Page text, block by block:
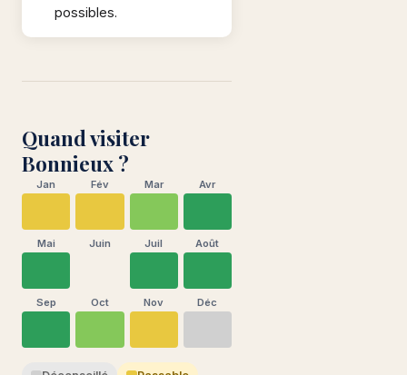
possibles.
Quand visiter
Bonnieux ?
Jan Fév Mar Avr
Mai Juin Juil Août
Sep Oct Nov Déc